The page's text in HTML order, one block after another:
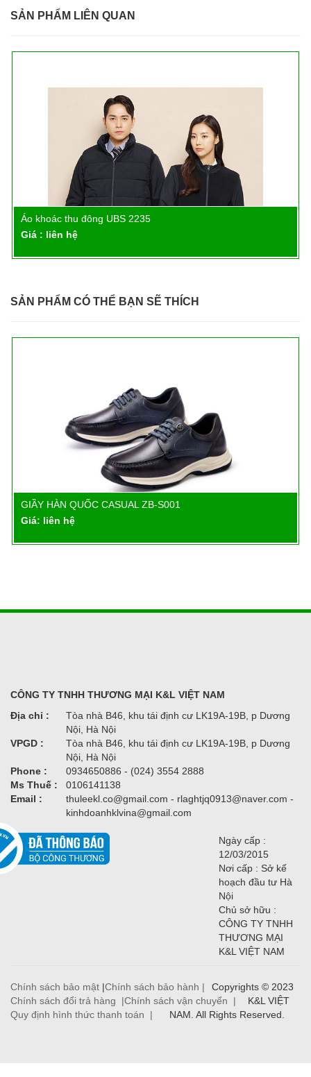
SẢN PHẨM LIÊN QUAN
Áo khoác thu đông UBS 2235
Giá : liên hệ
SẢN PHẨM CÓ THỂ BẠN SẼ THÍCH
Chi tiết
GIẦY HÀN QUỐC CASUAL ZB-S001
Giá: liên hệ
CÔNG TY TNHH THƯƠNG MẠI K&L VIỆT NAM
Địa chỉ :
Tòa nhà B46, khu tái định cư LK19A-19B, p Dương
Nội, Hà Nội
VPGD :
Tòa nhà B46, khu tái định cư LK19A-19B, p Dương
Nội, Hà Nội
Phone :
0934650886 - (024) 3554 2888
Ms Thuế :
0106141138
Email :
thuleekl.co@gmail.com - rlaghtjq0913@naver.com -
kinhdoanhklvina@gmail.com
Ngày cấp :
12/03/2015
Nơi cấp : Sở kế
hoạch đầu tư Hà
Nội
Chủ sở hữu :
CÔNG TY TNHH
THƯƠNG MẠI
K&L VIỆT NAM
Chính sách bảo mật |Chính sách bảo hành |
Chính sách đổi trả hàng |Chính sách vận chuyển |
Quy định hình thức thanh toán |
Copyrights © 2023
K&L VIỆT
NAM. All Rights Reserved.